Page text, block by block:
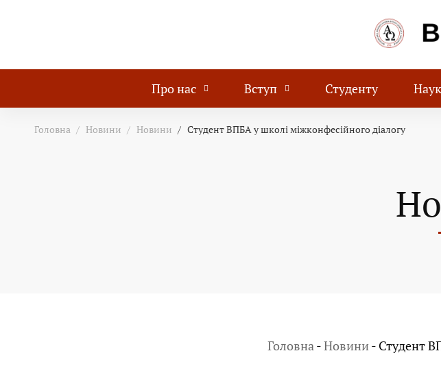
Про нас Вступ Студенту
Головна Новини Новини Студент ВПБА у школі міжконфесійного діалогу
Головна-Новини- Студент